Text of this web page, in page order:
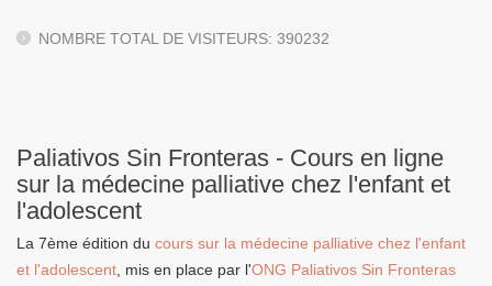
NOMBRE TOTAL DE VISITEURS: 390232
Paliativos Sin Fronteras - Cours en ligne
sur la médecine palliative chez l'enfant et
l'adolescent
La 7ème édition du cours sur la médecine palliative chez l'enfant
et l'adolescent, mis en place par l'ONG Paliativos Sin Fronteras